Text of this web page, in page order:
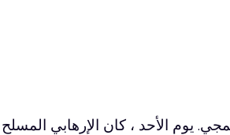
يوم الأحد ، كان الإرهابي